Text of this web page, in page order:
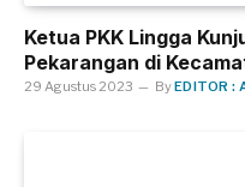
Ketua PKK Lingga
Pekarangan di
29 Agustus 2023 ByEDITOR :